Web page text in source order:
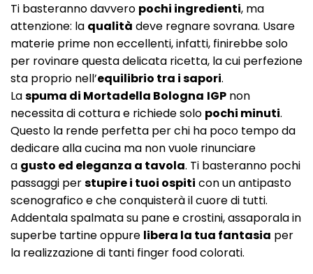
Ti basteranno davvero pochi ingredienti, ma
attenzione: la qualità deve regnare sovrana. Usare
materie prime non eccellenti, infatti, finirebbe solo
per rovinare questa delicata ricetta, la cui perfezione
sta proprio nell’equilibrio tra i sapori.
Laspuma di Mortadella Bologna IGP non
necessita di cottura e richiede solo pochi minuti.
Questo la rende perfetta per chi ha poco tempo da
dedicare alla cucina ma non vuole rinunciare
a gusto ed eleganza a tavola. Ti basteranno pochi
passaggi perstupire i tuoi ospiti con un antipasto
scenografico e che conquisterà il cuore di tutti.
Addentala spalmata su pane e crostini, assaporala in
superbe tartine oppure libera la tua fantasia per
la realizzazione di tanti finger food colorati.